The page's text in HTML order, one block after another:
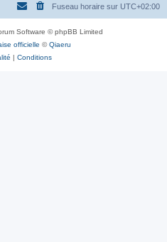
Fuseau horaire sur UTC+02:00
Software © phpBB Limited
officielle ©Qiaeru
| Conditions